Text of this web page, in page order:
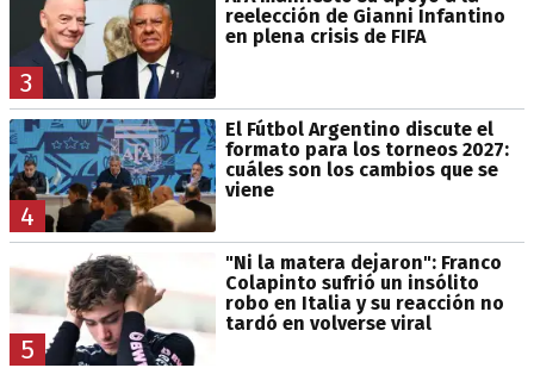
3
reelección de Gianni Infantino
en plena crisis de FIFA
4
El Fútbol Argentino discute el
formato para los torneos 2027:
cuáles son los cambios que se
viene
5
"Ni la matera dejaron": Franco
Colapinto sufrió un insólito
robo en Italia y su reacción no
tardó en volverse viral